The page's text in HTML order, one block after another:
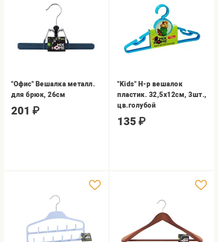
"Офис" Вешалка металл.
для брюк, 26см
201 ₽
"Kids" Н-р вешалок
пластик. 32,5х12см, 3шт.,
цв.голубой
135 ₽